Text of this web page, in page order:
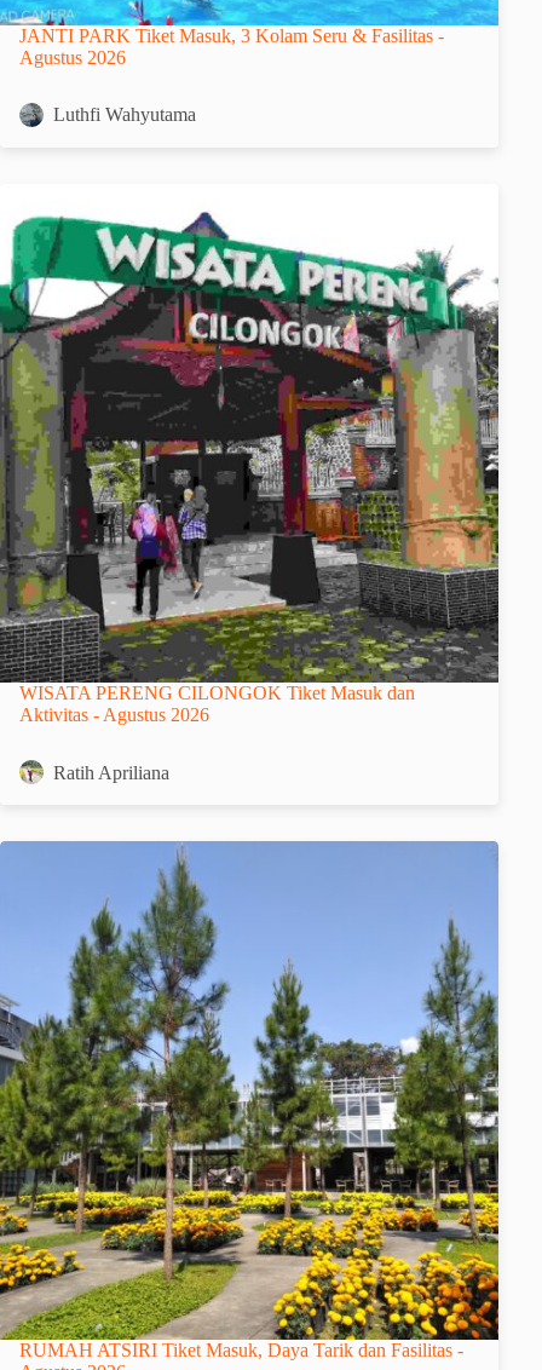
JANTI PARK Tiket Masuk, 3 Kolam Seru & Fasilitas -
Agustus 2026
Luthfi Wahyutama
WISATA PERENG CILONGOK Tiket Masuk dan
Aktivitas - Agustus 2026
Ratih Apriliana
RUMAH ATSIRI Tiket Masuk, Daya Tarik dan Fasilitas -